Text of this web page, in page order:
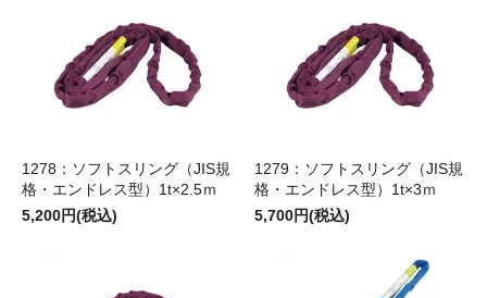
1278：ソフトスリング（JIS規
格・エンドレス型）1t×2.5ｍ
5,200円(税込)
1279：ソフトスリング（JIS規
格・エンドレス型）1t×3ｍ
5,700円(税込)